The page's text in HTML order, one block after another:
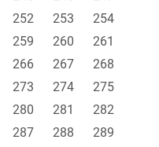
252 253
254
259 260
261
266 267
268
273 274
275
280 281
282
287 288
289